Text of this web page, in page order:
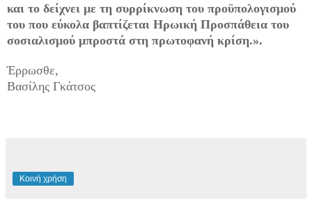
και το δείχνει με τη συρρίκνωση του προϋπολογισμού
του που εύκολα βαπτίζεται Ηρωική Προσπάθεια του
σοσιαλισμού μπροστά στη πρωτοφανή κρίση.».
Έρρωσθε,
Βασίλης Γκάτσος
Κοινή χρήση